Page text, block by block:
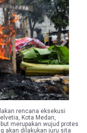
Next
rencana eksekusi
Kota Medan,
merupakan wujud protes
akan dilakukan juru sita